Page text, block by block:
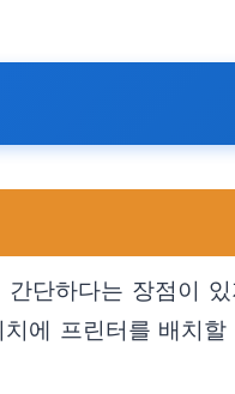
단하다는 장점이
에 프린터를 배치